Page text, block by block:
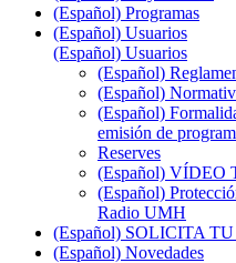
(Español) Programas
(Español) Usuarios
(Español) Usuarios
(Español)
(Español)
(Español)
emisión de
Reserves
(Español) VÍDEO
(Español)
Radio UMH
(Español) SOLICITA
(Español) Novedades